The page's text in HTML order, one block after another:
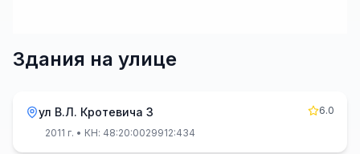
Здания на улице
ул В.Л. Кротевича 3
6.0
2011 г. • КН: 48:20:0029912:434